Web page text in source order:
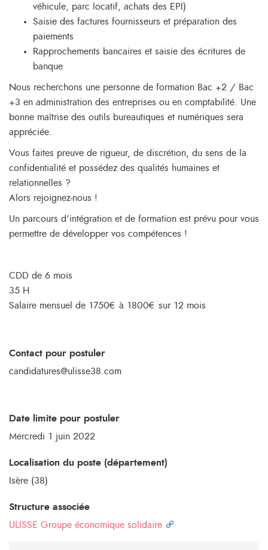
véhicule, parc locatif, achats des EPI)
Saisie des factures fournisseurs et préparation des
paiements
Rapprochements bancaires et saisie des écritures de
banque
Nous recherchons une personne de formation Bac +2 / Bac
+3 en administration des entreprises ou en comptabilité. Une
bonne maîtrise des outils bureautiques et numériques sera
appréciée.
Vous faites preuve de rigueur, de discrétion, du sens de la
confidentialité et possédez des qualités humaines et
relationnelles ?
Alors rejoignez-nous !
Un parcours d’intégration et de formation est prévu pour vous
permettre de développer vos compétences !
CDD de 6 mois
35 H
Salaire mensuel de 1750€ à 1800€ sur 12 mois
Contact pour postuler
candidatures@ulisse38.com
Date limite pour postuler
Mercredi 1 juin 2022
Localisation du poste (département)
Isère (38)
Structure associée
ULISSE Groupe économique solidaire